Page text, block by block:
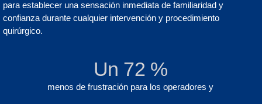
para establecer una sensación inmediata de familiaridad y
confianza durante cualquier intervención y procedimiento
quirúrgico.
Un 72 %
menos de frustración para los operadores y